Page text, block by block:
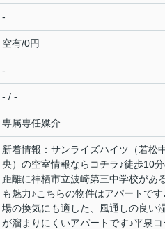
-
空有/0円
-
- / -
専属専任媒介
新着情報：サンライズハイツ（若松
央）の空室情報ならコチラ♪徒歩10
距離に神栖市立波崎第三中学校があ
も魅力♪こちらの物件はアパートです
場の換気にも適した、風通しの良い
が溜まりにくいアパートです♪平泉コ